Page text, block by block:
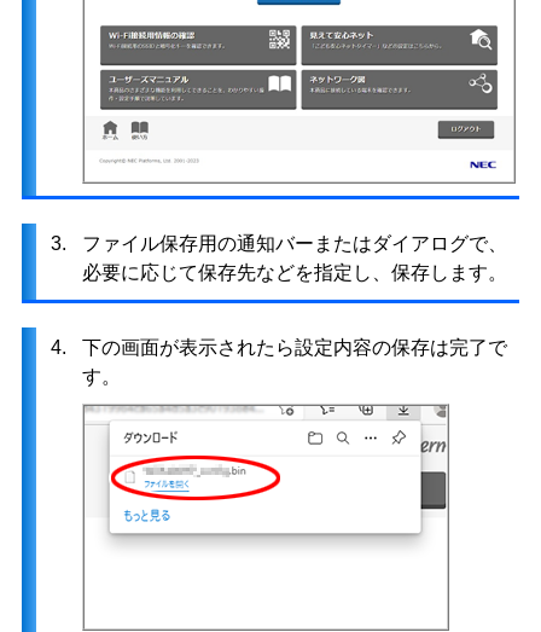
3.
ファイル保存用の通知バーまたはダイアログで、
必要に応じて保存先などを指定し、保存します。
4.
下の画面が表示されたら設定内容の保存は完了で
す。